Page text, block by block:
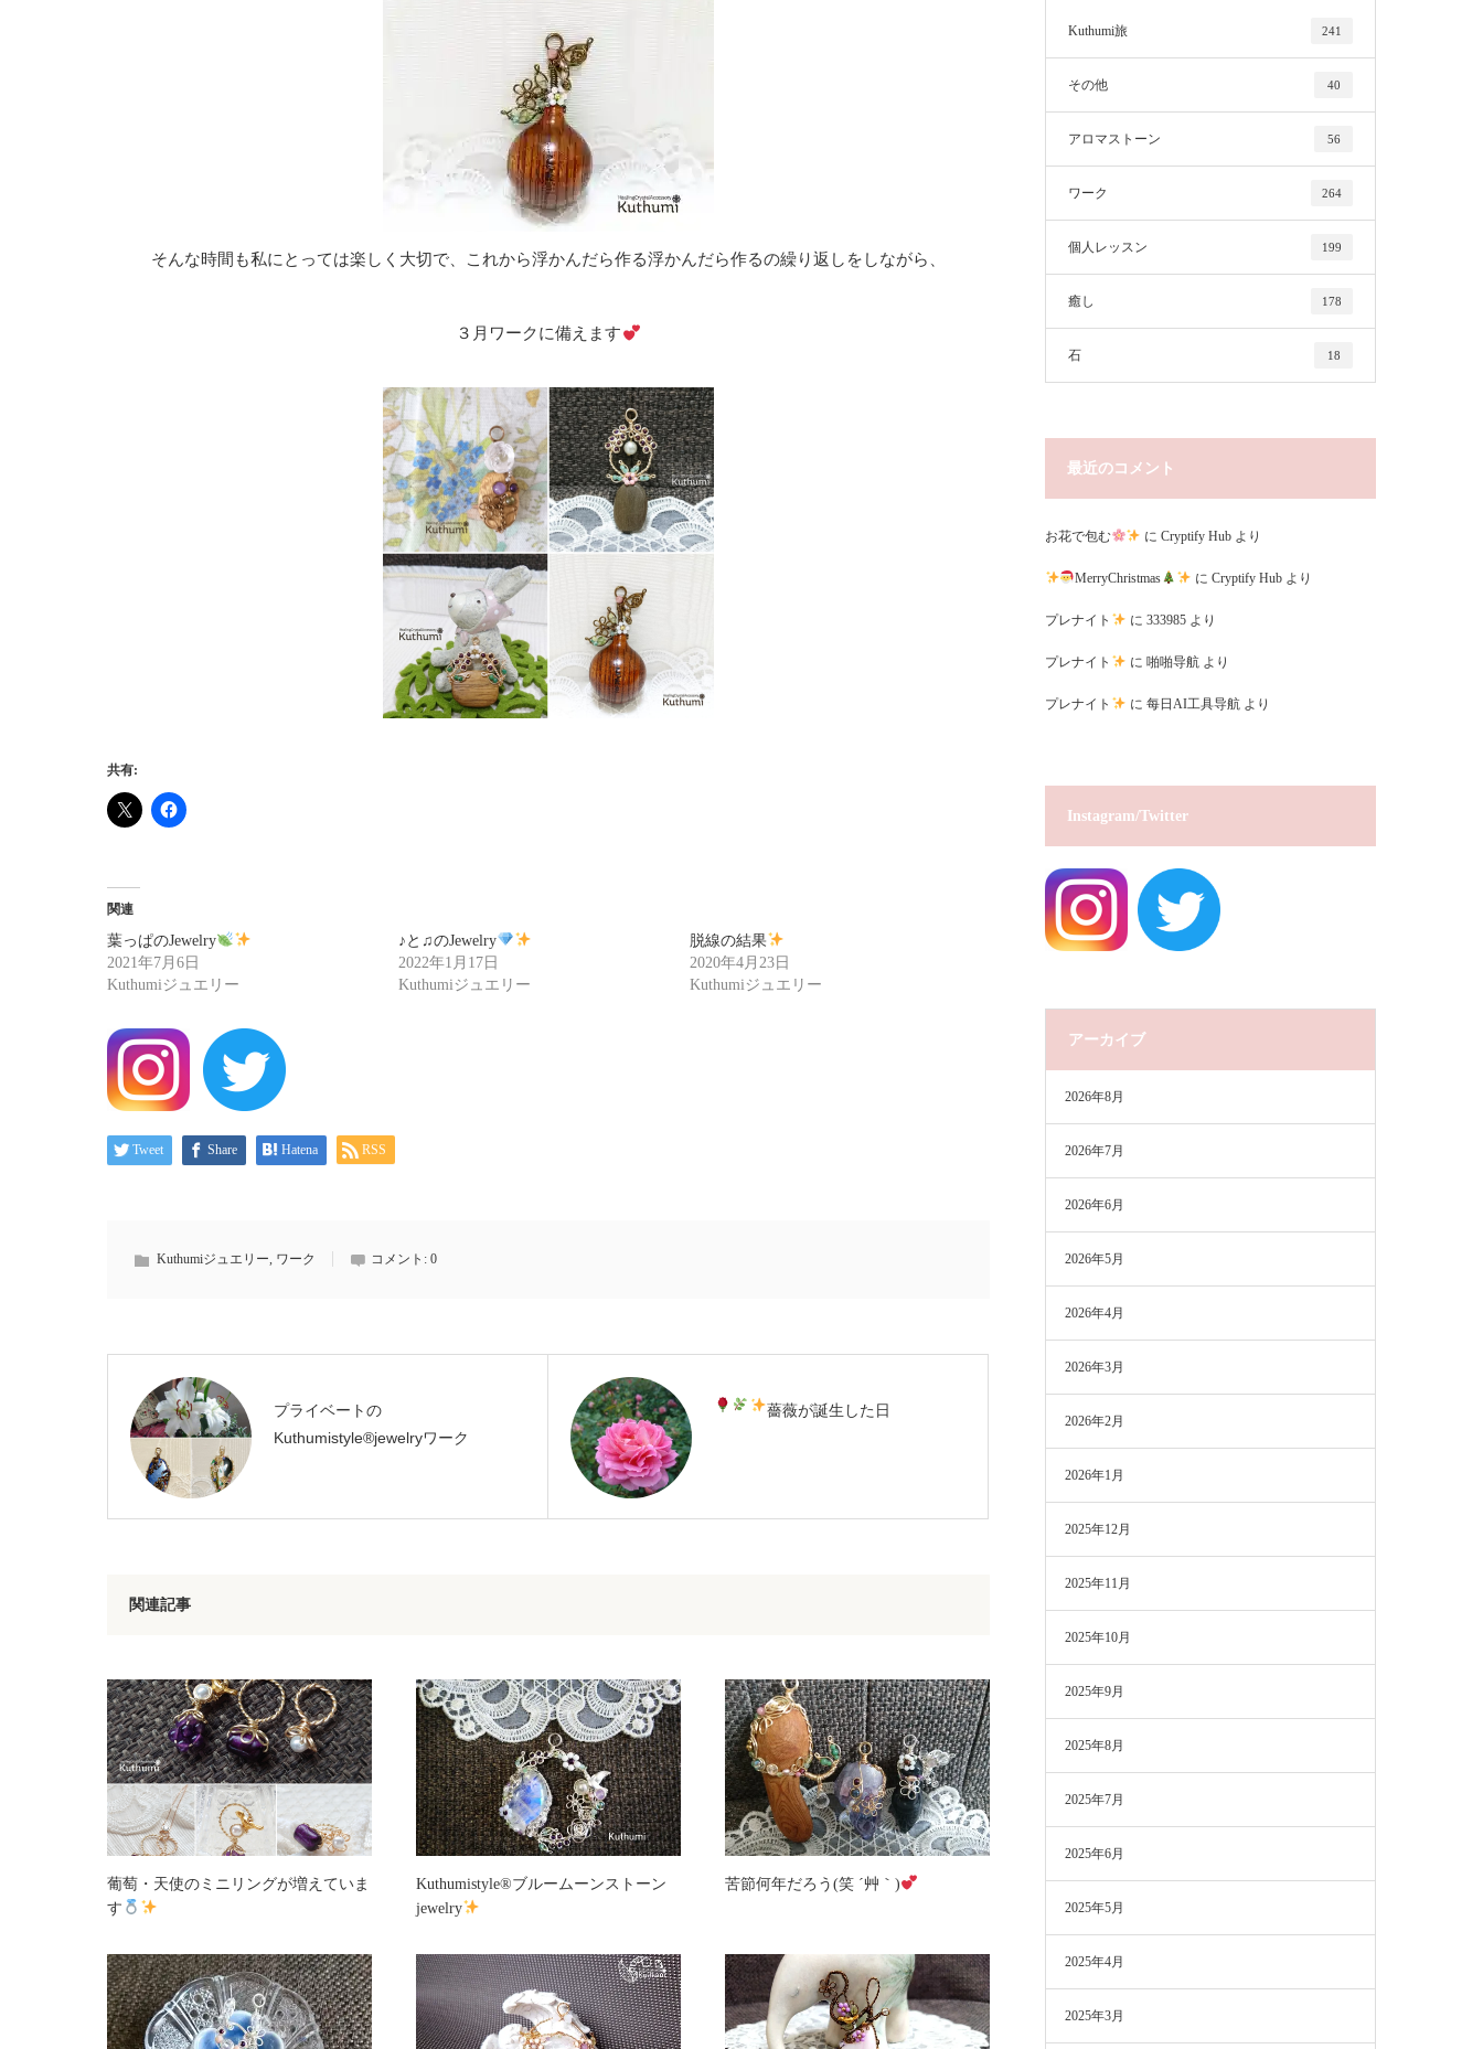
そんな時間も私にとっては楽しく大切で、これから浮かんだら作る浮かんだら作るの繰り返しをしながら、
３月ワークに備えます
共有:
関連
葉っぱのJewelry
2021年7月6日
Kuthumiジュエリー
♪と♫のJewelry
2022年1月17日
Kuthumiジュエリー
脱線の結果
2020年4月23日
Kuthumiジュエリー
Tweet Share Hatena RSS
Kuthumiジュエリー, ワーク コメント: 0
プライベートの
Kuthumistyle®️jewelryワーク
薔薇が誕生した日
関連記事
葡萄・天使のミニリングが増えていま
す
Kuthumistyle®️ブルームーンストーン
jewelry
苦節何年だろう(笑 ´艸｀)
Kuthumi旅 241
その他 40
アロマストーン 56
ワーク 264
個人レッスン 199
癒し 178
石 18
最近のコメント
お花で包む にCryptify Hub より
MerryChristmas に Cryptify Hubより
プレナイト に 333985より
プレナイト に 啪啪导航より
プレナイト に 每日AI工具导航より
Instagram/Twitter
アーカイブ
2026年8月
2026年7月
2026年6月
2026年5月
2026年4月
2026年3月
2026年2月
2026年1月
2025年12月
2025年11月
2025年10月
2025年9月
2025年8月
2025年7月
2025年6月
2025年5月
2025年4月
2025年3月